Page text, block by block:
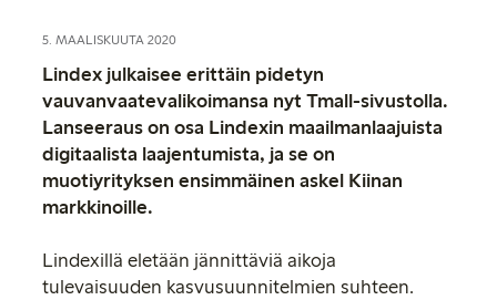
5. MAALISKUUTA 2020
Lindex julkaisee erittäin pidetyn
vauvanvaatevalikoimansa nyt Tmall-sivustolla.
Lanseeraus on osa Lindexin maailmanlaajuista
digitaalista laajentumista, ja se on
muotiyrityksen ensimmäinen askel Kiinan
markkinoille.
Lindexillä eletään jännittäviä aikoja
tulevaisuuden kasvusuunnitelmien suhteen.